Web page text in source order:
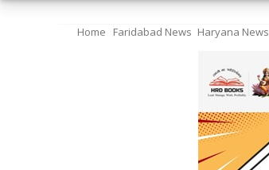
Home Faridabad News Haryana News